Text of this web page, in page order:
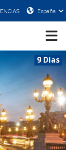
España
9 Días